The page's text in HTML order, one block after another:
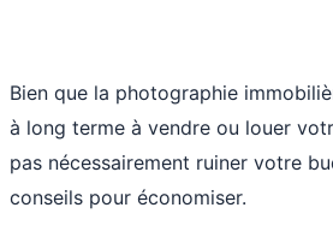
Bien que la photographie
à long terme à vendre ou louer
pas nécessairement ruiner votre
conseils pour économiser.